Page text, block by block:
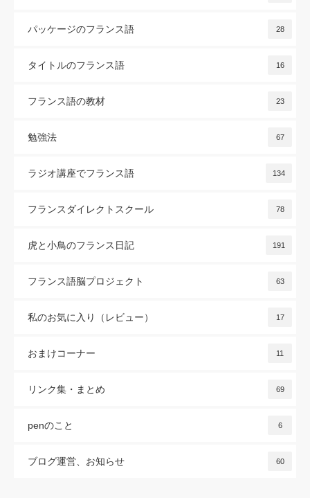
パッケージのフランス語 28
タイトルのフランス語 16
フランス語の教材 23
勉強法 67
ラジオ講座でフランス語 134
フランスダイレクトスクール 78
虎と小鳥のフランス日記 191
フランス語脳プロジェクト 63
私のお気に入り（レビュー） 17
おまけコーナー 11
リンク集・まとめ 69
penのこと 6
ブログ運営、お知らせ 60